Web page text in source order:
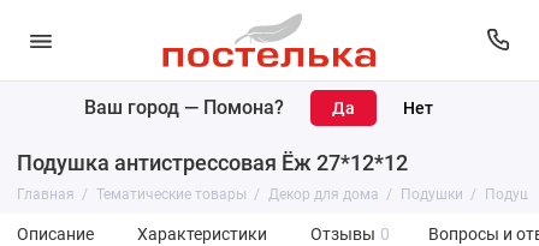
Ваш город — Помона?
Подушка антистрессовая Ёж 27*12*12
Главная Тематические товары Декор для дома Подушки
Описание Характеристики Отзывы 0 Вопросы и